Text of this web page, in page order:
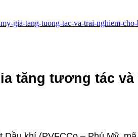
gia-tang-tuong-tac-va-trai-nghiem-
tăng tương tác